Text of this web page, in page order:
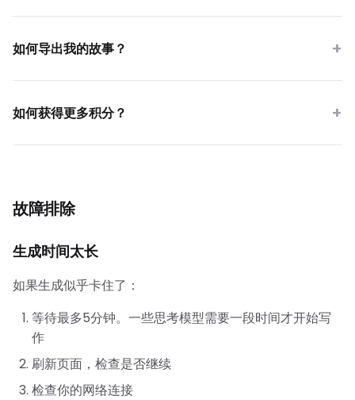
如何导出我的故事？
如何获得更多积分？
故障排除
生成时间太长
如果生成似乎卡住了：
等待最多5分钟。一些思考模型需要一段时间才开始写
作
刷新页面，检查是否继续
检查你的网络连接